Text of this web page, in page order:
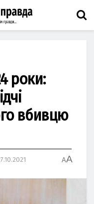
роки:
вбивцю
AA